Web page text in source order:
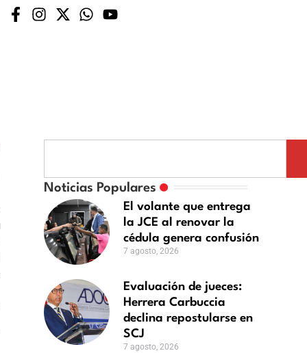
Noticias Populares
El volante que entrega
la JCE al renovar la
cédula genera confusión
7 agosto, 2026
Evaluación de jueces:
Herrera Carbuccia
declina repostularse en
SCJ
7 agosto, 2026